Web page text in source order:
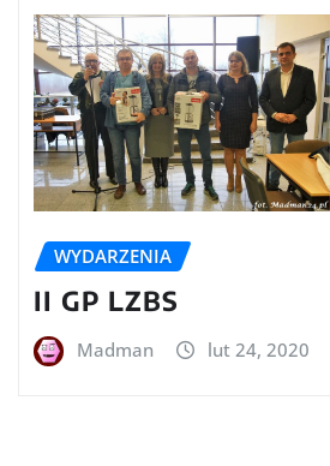
WYDARZENIA
II GP LZBS
Madman lut 24, 2020